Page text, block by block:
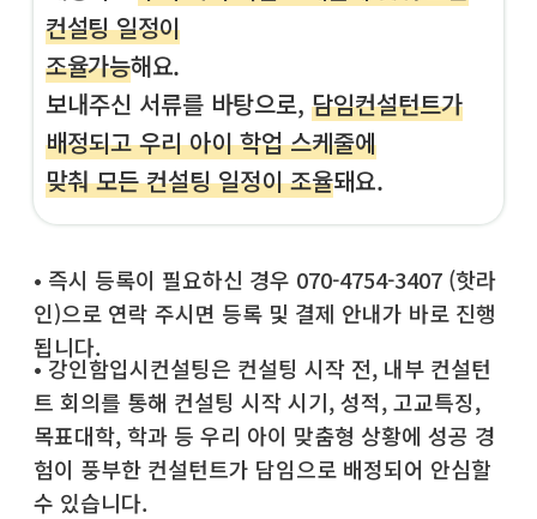
컨설팅 일정이
조율가능해요.
보내주신 서류를 바탕으로, 담임컨설턴트가
배정되고 우리 아이 학업 스케줄에
맞춰 모든 컨설팅 일정이 조율돼요.
• 즉시 등록이 필요하신 경우 070-4754-3407 (핫라
인)으로 연락 주시면 등록 및 결제 안내가 바로 진행
됩니다.
• 강인함입시컨설팅은 컨설팅 시작 전, 내부 컨설턴
트 회의를 통해 컨설팅 시작 시기, 성적, 고교특징,
목표대학, 학과 등 우리 아이 맞춤형 상황에 성공 경
험이 풍부한 컨설턴트가 담임으로 배정되어 안심할
수 있습니다.